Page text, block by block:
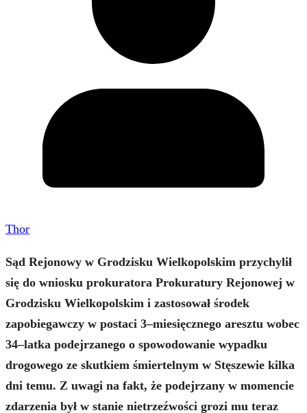
Thor
Sąd Rejonowy w Grodzisku Wielkopolskim przychylił
się do wniosku prokuratora Prokuratury Rejonowej w
Grodzisku Wielkopolskim i zastosował środek
zapobiegawczy w postaci 3–miesięcznego aresztu wobec
34–latka podejrzanego o spowodowanie wypadku
drogowego ze skutkiem śmiertelnym w Stęszewie kilka
dni temu. Z uwagi na fakt, że podejrzany w momencie
zdarzenia był w stanie nietrzeźwości grozi mu teraz